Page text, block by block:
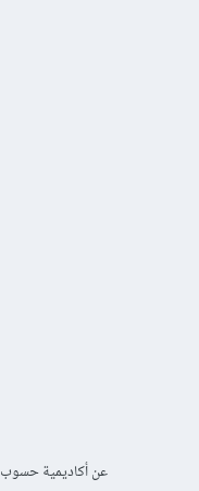
عن أكاديمية حسوب